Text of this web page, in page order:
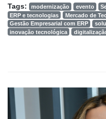
Mercado
Troca
de
Agenda
Agricultura
Tags: modernização evento
ERP e tecnologias
Mercado de
Gestão Empresarial com ERP
inovação tecnológica